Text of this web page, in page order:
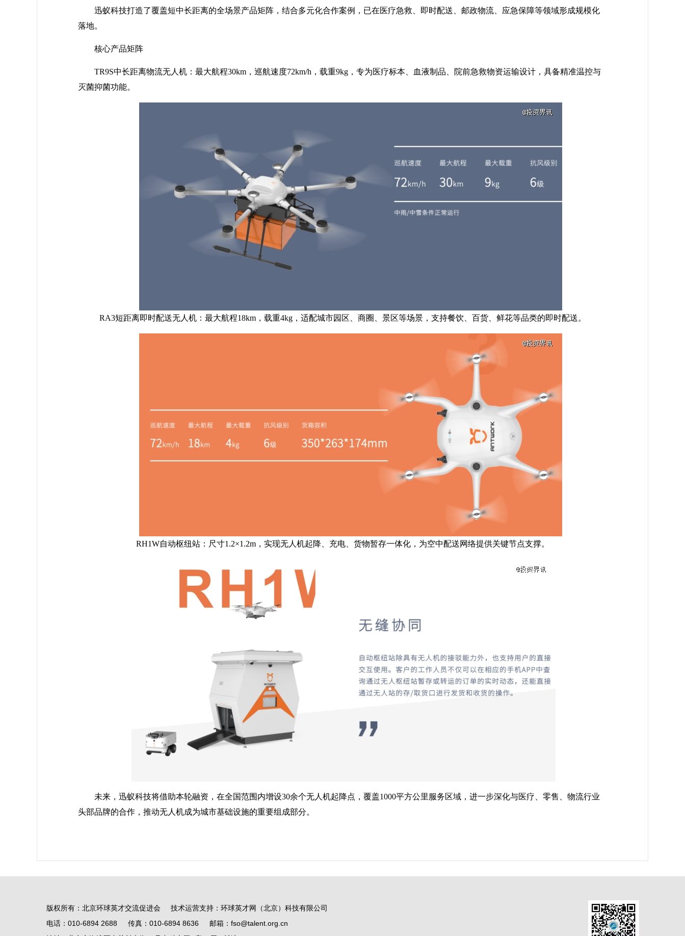
迅蚁科技打造了覆盖短中长距离的全场景产品矩阵，结合多元化合作案例，已在医疗急救、即时配送、邮政物流、应急保障等领域形成规模化
落地。
核心产品矩阵
TR9S中长距离物流无人机：最大航程30km，巡航速度72km/h，载重9kg，专为医疗标本、血液制品、院前急救物资运输设计，具备精准温控与
灭菌抑菌功能。
RA3短距离即时配送无人机：最大航程18km，载重4kg，适配城市园区、商圈、景区等场景，支持餐饮、百货、鲜花等品类的即时配送。
RH1W自动枢纽站：尺寸1.2×1.2m，实现无人机起降、充电、货物暂存一体化，为空中配送网络提供关键节点支撑。
未来，迅蚁科技将借助本轮融资，在全国范围内增设30余个无人机起降点，覆盖1000平方公里服务区域，进一步深化与医疗、零售、物流行业
头部品牌的合作，推动无人机成为城市基础设施的重要组成部分。
版权所有：北京环球英才交流促进会 技术运营支持：环球英才网（北京）科技有限公司
电话：010-6894 2688 传真：010-6894 8636 邮箱：fso@talent.org.cn